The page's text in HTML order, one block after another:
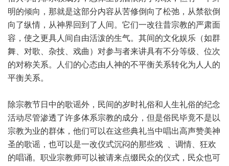
明的倾向，那就是这部分内容从苦修倒向了松弛，从禁欲倒
向了纵情，从神界回到了人间。它们一改往昔宗教的严肃面
容，使之更具人间自由活泼的生气。其间的文化娱乐（如群
舞、对歌、杂技、戏曲）对参与者来讲具有不分等级、位次
的对称关系。人们的心态由人神的不平衡关系转化为人人的
平衡关系。
除宗教节日中的歌谣外，民间的岁时礼俗和人生礼俗的纪念
活动尽管渗透了许多体系宗教的成分，但是俗民毕竟不是以
宗教为业的群体，他们可以在这些典礼当中唱出高声赞美神
圣的歌谣，也可以是一改仪式沉闷的那些戏 、调情、狂欢
的唱诵。职业宗教师可以被请来点缀民众的仪式，民众也可